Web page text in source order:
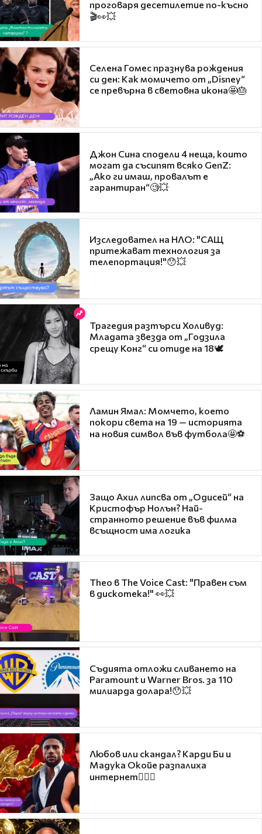
проговаря десетилетие по-късно
🎬👀💥
Селена Гомес празнува рождения
си ден: Как момичето от „Disney“
се превърна в световна икона🤩🎂
Джон Сина сподели 4 неща, които
могат да съсипят всяко GenZ:
„Ако ги имаш, провалът е
гарантиран“🧐💥
Изследовател на НЛО: "САЩ
притежават технология за
телепортация!"😯💥
Трагедия разтърси Холивуд:
Младата звезда от „Годзила
срещу Конг“ си отиде на 18🕊️
Ламин Ямал: Момчето, което
покори света на 19 — историята
на новия символ във футбола🤩⚽
Защо Ахил липсва от „Одисей“ на
Кристофър Нолън? Най-
странното решение във филма
всъщност има логика
Theo в The Voice Cast: "Правен съм
в дискотека!" 👀💥
Съдията отложи сливането на
Paramount и Warner Bros. за 110
милиарда долара!😯💥
Любов или скандал? Карди Би и
Мадука Окойе разпалиха
интернет❤️‍🔥🔥